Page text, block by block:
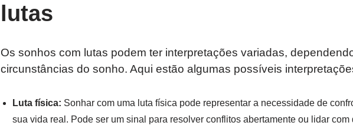
lutas
Os sonhos com lutas podem ter interpretações variadas,
circunstâncias do sonho. Aqui estão algumas possíveis
Luta física: Sonhar com uma luta física pode representar a necessidade de
sua vida real. Pode ser um sinal para resolver conflitos abertamente ou lidar com